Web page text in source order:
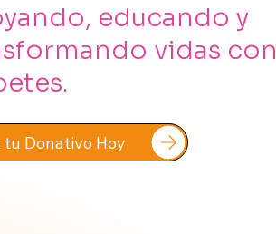
educando y
vidas con
tu Donativo Hoy